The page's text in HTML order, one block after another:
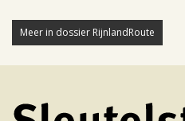
Meer in dossier RijnlandRoute